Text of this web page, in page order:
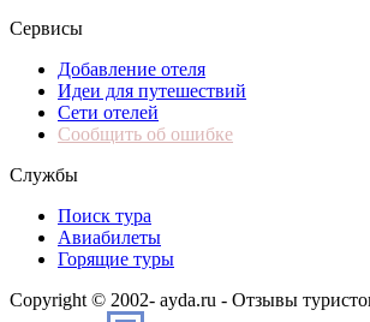
Сервисы
Добавление отеля
Идеи для путешествий
Сети отелей
Сообщить об ошибке
Службы
Поиск тура
Авиабилеты
Горящие туры
Copyright © 2002- ayda.ru - Отзывы